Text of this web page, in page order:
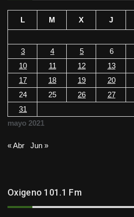
mayo 2021
L M X J
3
4 5 6
10
11 12 13
17
18 19 20
24
25 26 27
31
« Abr Jun »
Oxigeno 101.1 Fm